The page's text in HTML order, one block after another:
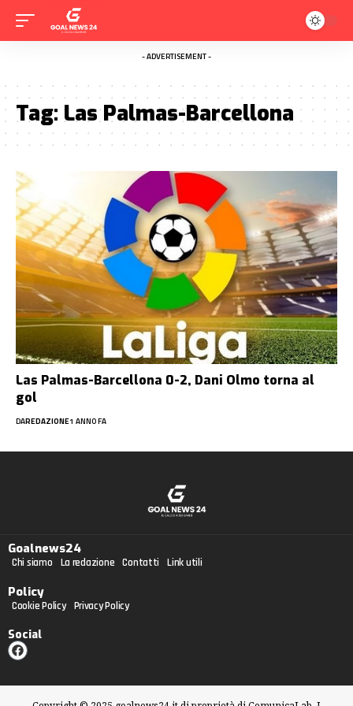
- ADVERTISEMENT -
Tag: Las Palmas-Barcellona
Las Palmas-Barcellona 0-2, Dani Olmo torna al
gol
DAREDAZIONE1 ANNO FA
Goalnews24
Chi siamo La redazione Contatti Link utili
Policy
Cookie Policy Privacy Policy
Social